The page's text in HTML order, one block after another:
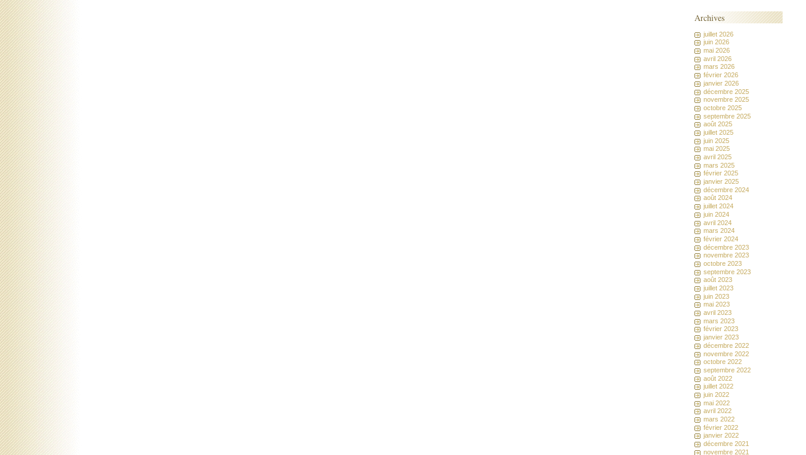
Archives
juillet 2026
juin 2026
mai 2026
avril 2026
mars 2026
février 2026
janvier 2026
décembre 2025
novembre 2025
octobre 2025
septembre 2025
août 2025
juillet 2025
juin 2025
mai 2025
avril 2025
mars 2025
février 2025
janvier 2025
décembre 2024
août 2024
juillet 2024
juin 2024
avril 2024
mars 2024
février 2024
décembre 2023
novembre 2023
octobre 2023
septembre 2023
août 2023
juillet 2023
juin 2023
mai 2023
avril 2023
mars 2023
février 2023
janvier 2023
décembre 2022
novembre 2022
octobre 2022
septembre 2022
août 2022
juillet 2022
juin 2022
mai 2022
avril 2022
mars 2022
février 2022
janvier 2022
décembre 2021
novembre 2021